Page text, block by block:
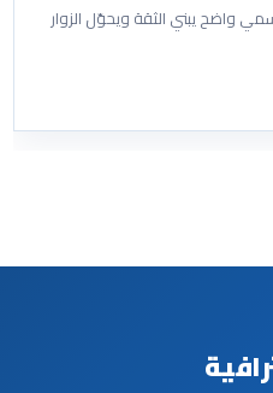
واضح يبني الثقة ويحوّل الزوار